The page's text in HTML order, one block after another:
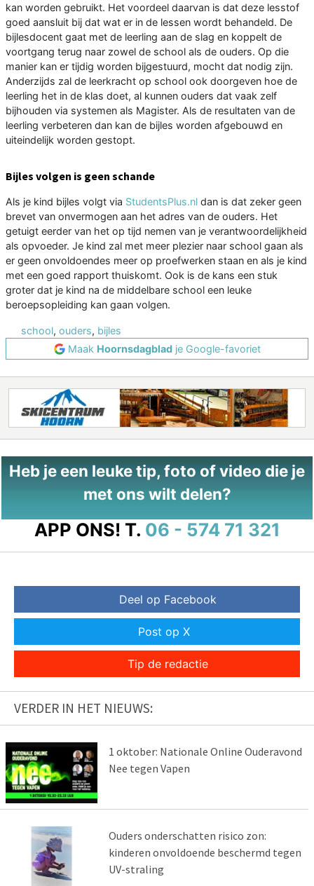
kan worden gebruikt. Het voordeel daarvan is dat deze lesstof
goed aansluit bij dat wat er in de lessen wordt behandeld. De
bijlesdocent gaat met de leerling aan de slag en koppelt de
voortgang terug naar zowel de school als de ouders. Op die
manier kan er tijdig worden bijgestuurd, mocht dat nodig zijn.
Anderzijds zal de leerkracht op school ook doorgeven hoe de
leerling het in de klas doet, al kunnen ouders dat vaak zelf
bijhouden via systemen als Magister. Als de resultaten van de
leerling verbeteren dan kan de bijles worden afgebouwd en
uiteindelijk worden gestopt.
Bijles volgen is geen schande
Als je kind bijles volgt via StudentsPlus.nl dan is dat zeker geen
brevet van onvermogen aan het adres van de ouders. Het
getuigt eerder van het op tijd nemen van je verantwoordelijkheid
als opvoeder. Je kind zal met meer plezier naar school gaan als
er geen onvoldoendes meer op proefwerken staan en als je kind
met een goed rapport thuiskomt. Ook is de kans een stuk
groter dat je kind na de middelbare school een leuke
beroepsopleiding kan gaan volgen.
school, ouders, bijles
Maak Hoornsdagbladje Google-favoriet
Heb je een leuke tip, foto of video die je
met ons wilt delen?
APP ONS! T. 06 - 574 71 321
Deel op Facebook
Post op X
Tip de redactie
VERDER IN HET NIEUWS:
1 oktober: Nationale Online Ouderavond
Nee tegen Vapen
Ouders onderschatten risico zon:
kinderen onvoldoende beschermd tegen
UV-straling